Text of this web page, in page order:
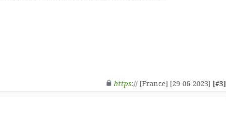
https:// [France] [29-06-2023] [#3]